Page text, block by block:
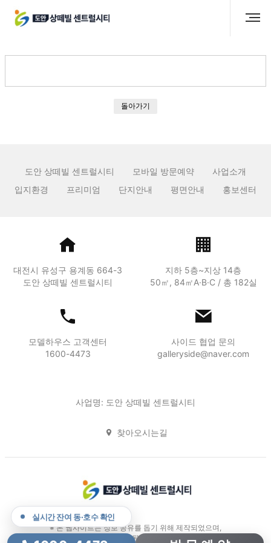
돌아가기
도안 상떼빌 센트럴시티 모바일 방문예약
사업소개
입지환경
프리미엄 단지안내 평면안내 홍보센터
대전시 유성구 용계동 664-3
도안 상떼빌 센트럴시티
지하 5층~지상 14층
50㎡, 84㎡A·B·C / 총 182실
모델하우스 고객센터
1600-4473
사이드 협업 문의
galleryside@naver.com
사업명: 도안 상떼빌 센트럴시티
찾아오시는길
※ 본 웹사이트는 정보 공유를 돕기 위해 제작되었으며,
웹사이트에 사용된 CG 및 이미지는
실시간 잔여 동·호수 확인